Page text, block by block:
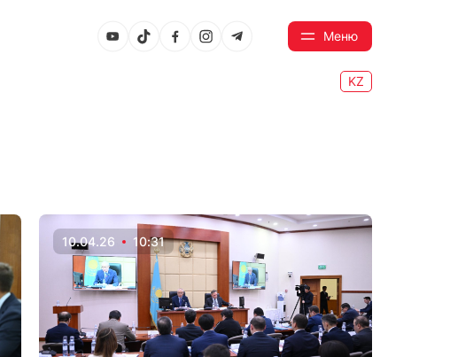
Меню
KZ
10.04.26 10:31